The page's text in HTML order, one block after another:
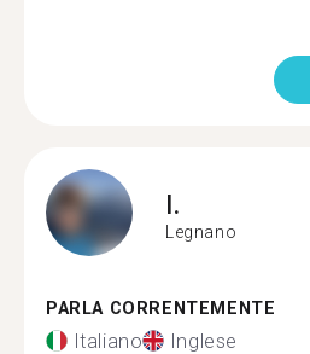
I.
Legnano
PARLA CORRENTEMENTE
Italiano Inglese